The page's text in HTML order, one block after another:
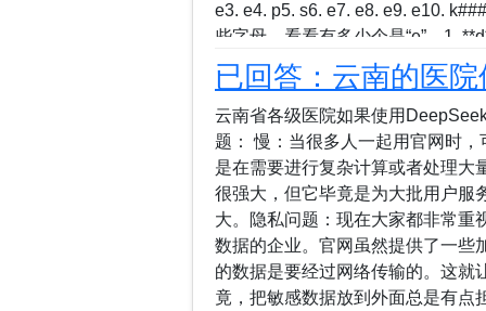
e3. e4. p5. s6. e7. e8. e9. e10.
些字母，看看有多少个是“e”。1.
是“e”，计数2。4. **p**：不是“e”
**e**：是“e”，计数4。8. **e**：是
不是“e”。### 第四步：总结计数
此，单词“deepseeeeek”中共有6
定重新检查一遍...
已回答：云南的医
云南省各级医院如果使用
题： 慢：当很多人一起用官网时
是在需要进行复杂计算或者处理大
很强大，但它毕竟是为大批用户服
大。隐私问题：现在大家都非常重
数据的企业。官网虽然提供了一些
的数据是要经过网络传输的。这就
竟，把敏感数据放到外面总是有点